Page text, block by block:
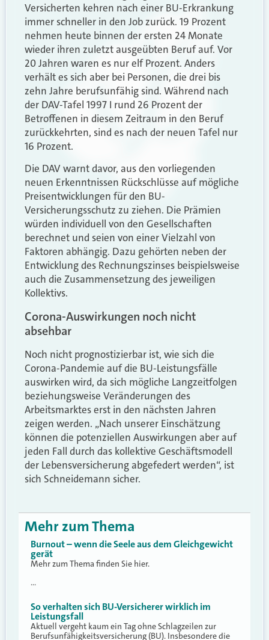
Versicherten kehren nach einer BU-Erkrankung
immer schneller in den Job zurück. 19 Prozent
nehmen heute binnen der ersten 24 Monate
wieder ihren zuletzt ausgeübten Beruf auf. Vor
20 Jahren waren es nur elf Prozent. Anders
verhält es sich aber bei Personen, die drei bis
zehn Jahre berufsunfähig sind. Während nach
der DAV-Tafel 1997 I rund 26 Prozent der
Betroffenen in diesem Zeitraum in den Beruf
zurückkehrten, sind es nach der neuen Tafel nur
16 Prozent.
Die DAV warnt davor, aus den vorliegenden
neuen Erkenntnissen Rückschlüsse auf mögliche
Preisentwicklungen für den BU-
Versicherungsschutz zu ziehen. Die Prämien
würden individuell von den Gesellschaften
berechnet und seien von einer Vielzahl von
Faktoren abhängig. Dazu gehörten neben der
Entwicklung des Rechnungszinses beispielsweise
auch die Zusammensetzung des jeweiligen
Kollektivs.
Corona-Auswirkungen noch nicht
absehbar
Noch nicht prognostizierbar ist, wie sich die
Corona-Pandemie auf die BU-Leistungsfälle
auswirken wird, da sich mögliche Langzeitfolgen
beziehungsweise Veränderungen des
Arbeitsmarktes erst in den nächsten Jahren
zeigen werden. „Nach unserer Einschätzung
können die potenziellen Auswirkungen aber auf
jeden Fall durch das kollektive Geschäftsmodell
der Lebensversicherung abgefedert werden“, ist
sich Schneidemann sicher.
Mehr zum Thema
Burnout – wenn die Seele aus dem Gleichgewicht
gerät
Mehr zum Thema finden Sie hier.
…
So verhalten sich BU-Versicherer wirklich im
Leistungsfall
Aktuell vergeht kaum ein Tag ohne Schlagzeilen zur
Berufsunfähigkeitsversicherung (BU). Insbesondere die